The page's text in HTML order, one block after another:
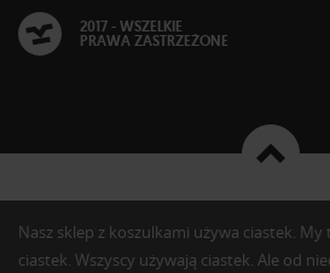
2017 - WSZELKIE
PRAWA ZASTRZEŻONE
Nasz sklep z koszulkami używa ciastek. My
ciastek. Wszyscy używają ciastek. Ale od